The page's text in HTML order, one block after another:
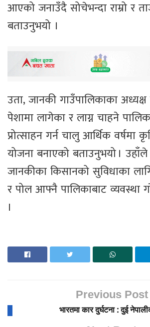
आएको जनाउँदै सोचेभन्दा राम्रो र
बताउनुभयो ।
उता, जानकी गाउँपालिकाका
पेशामा लागेका र लाग्न चाहने
प्रोत्साहन गर्न चालु आर्थिक वर्षमा
योजना बनाएको बताउनुभयो ।
जानकीका किसानको सुविधाका
र पोल आफ्नै पालिकाबाट व्यवस्था
।
Previous Post
भारतमा कार दुर्घटना : दुई